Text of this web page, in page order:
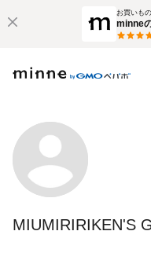
お買いも
minne
MIUMIRIRIKEN'S